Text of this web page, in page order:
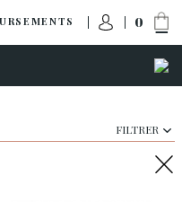
0
FILTRER